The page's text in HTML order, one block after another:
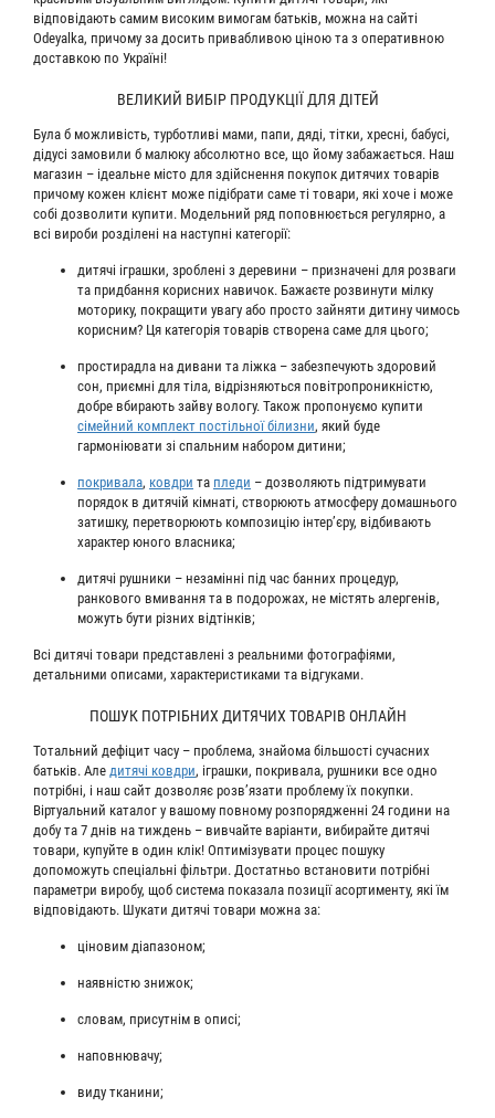
відповідають самим високим вимогам батьків, можна на сайті
Odeyalka, причому за досить привабливою ціною та з оперативною
доставкою по Україні!
ВЕЛИКИЙ ВИБІР ПРОДУКЦІЇ ДЛЯ ДІТЕЙ
Була б можливість, турботливі мами, папи, дяді, тітки, хресні, бабусі,
дідусі замовили б малюку абсолютно все, що йому забажається. Наш
магазин – ідеальне місто для здійснення покупок дитячих товарів
причому кожен клієнт може підібрати саме ті товари, які хоче і може
собі дозволити купити. Модельний ряд поповнюється регулярно, а
всі вироби розділені на наступні категорії:
дитячі іграшки, зроблені з деревини – призначені для розваги
та придбання корисних навичок. Бажаєте розвинути мілку
моторику, покращити увагу або просто зайняти дитину чимось
корисним? Ця категорія товарів створена саме для цього;
простирадла на дивани та ліжка – забезпечують здоровий
сон, приємні для тіла, відрізняються повітропроникністю,
добре вбирають зайву вологу. Також пропонуємо купити
сімейний комплект постільної білизни, який буде
гармоніювати зі спальним набором дитини;
покривала, ковдри та пледи – дозволяють підтримувати
порядок в дитячій кімнаті, створюють атмосферу домашнього
затишку, перетворюють композицію інтер’єру, відбивають
характер юного власника;
дитячі рушники – незамінні під час банних процедур,
ранкового вмивання та в подорожах, не містять алергенів,
можуть бути різних відтінків;
Всі дитячі товари представлені з реальними фотографіями,
детальними описами, характеристиками та відгуками.
ПОШУК ПОТРІБНИХ ДИТЯЧИХ ТОВАРІВ ОНЛАЙН
Тотальний дефіцит часу – проблема, знайома більшості сучасних
батьків. Але дитячі ковдри, іграшки, покривала, рушники все одно
потрібні, і наш сайт дозволяє розв’язати проблему їх покупки.
Віртуальний каталог у вашому повному розпорядженні 24 години на
добу та 7 днів на тиждень – вивчайте варіанти, вибирайте дитячі
товари, купуйте в один клік! Оптимізувати процес пошуку
допоможуть спеціальні фільтри. Достатньо встановити потрібні
параметри виробу, щоб система показала позиції асортименту, які їм
відповідають. Шукати дитячі товари можна за:
ціновим діапазоном;
наявністю знижок;
словам, присутнім в описі;
наповнювачу;
виду тканини;